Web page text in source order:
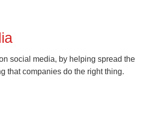
social media, by helping spread the
that companies do the right thing.